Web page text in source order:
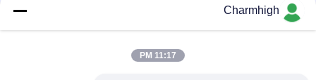
Robot All in one Chip Mounter
Charmhigh
11:17 PM